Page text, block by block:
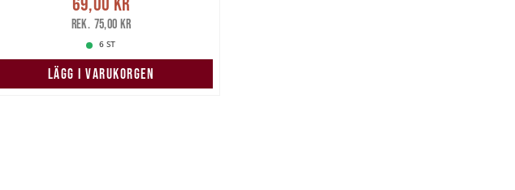
Tidigare pris
75,00 kr
6 ST
LÄGG I VARUKORGEN